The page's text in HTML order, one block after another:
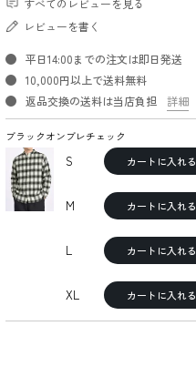
レビューを書く
平日14:00までの注文は即日発送
10,000円以上で送料無料
返品交換の送料は当店負担
詳細
ブラックオンブレチェック
S カートに入れる
M カートに入れる
L カートに入れる
XL カートに入れる